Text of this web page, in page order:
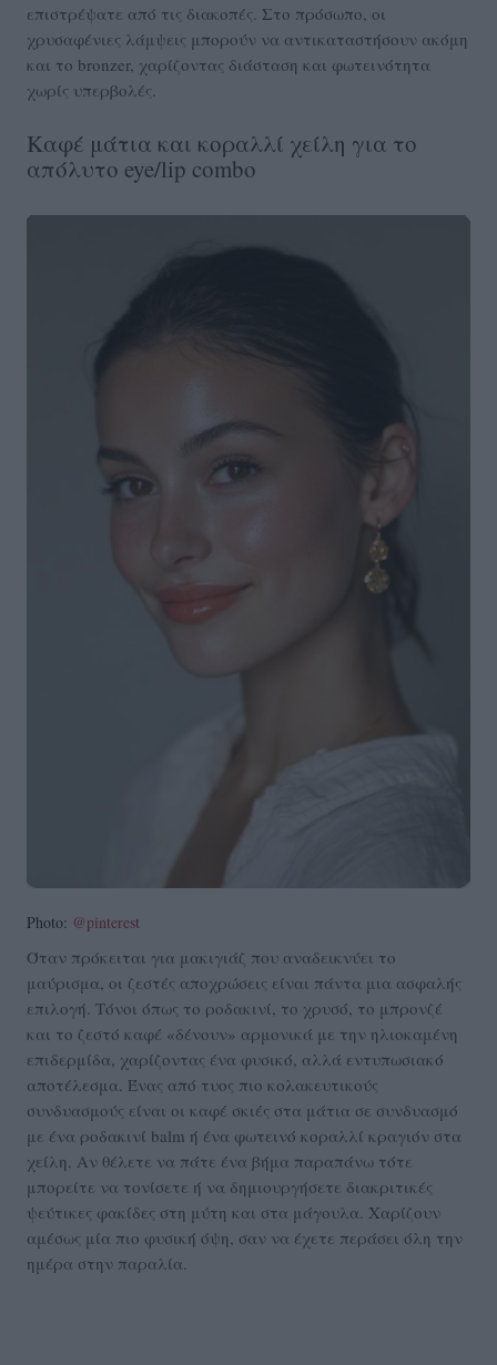
επιστρέψατε από τις διακοπές. Στο πρόσωπο, οι
χρυσαφένιες λάμψεις μπορούν να αντικαταστήσουν ακόμη
και το bronzer, χαρίζοντας διάσταση και φωτεινότητα
χωρίς υπερβολές.
Καφέ μάτια και κοραλλί χείλη για το
απόλυτο eye/lip combo
Photo: @pinterest
Όταν πρόκειται για μακιγιάζ που αναδεικνύει το
μαύρισμα, οι ζεστές αποχρώσεις είναι πάντα μια ασφαλής
επιλογή. Τόνοι όπως το ροδακινί, το χρυσό, το μπρονζέ
και το ζεστό καφέ «δένουν» αρμονικά με την ηλιοκαμένη
επιδερμίδα, χαρίζοντας ένα φυσικό, αλλά εντυπωσιακό
αποτέλεσμα. Ένας από τυος πιο κολακευτικούς
συνδυασμούς είναι οι καφέ σκιές στα μάτια σε συνδυασμό
με ένα ροδακινί balm ή ένα φωτεινό κοραλλί κραγιόν στα
χείλη. Αν θέλετε να πάτε ένα βήμα παραπάνω τότε
μπορείτε να τονίσετε ή να δημιουργήσετε διακριτικές
ψεύτικες φακίδες στη μύτη και στα μάγουλα. Χαρίζουν
αμέσως μία πιο φυσική όψη, σαν να έχετε περάσει όλη την
ημέρα στην παραλία.